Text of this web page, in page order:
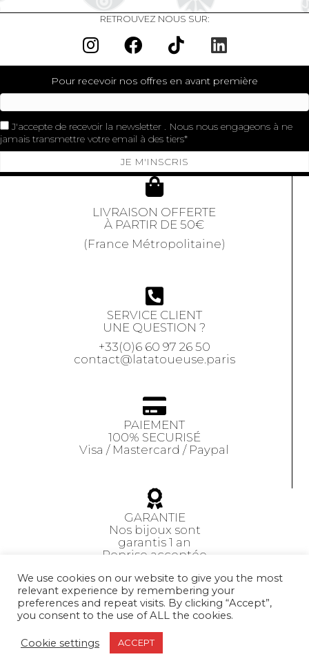
RETROUVEZ NOUS SUR:
Pour recevoir nos offres en avant première
J'accepte de recevoir la newsletter . Nous nous engageons à ne
jamais transmettre votre email à des tiers
JE M'INSCRIS
LIVRAISON OFFERTE
À PARTIR DE 50€
(France Métropolitaine)
SERVICE CLIENT
UNE QUESTION ?
+33(0)6 60 97 26 50
contact@latatoueuse.paris
PAIEMENT
100% SECURISÉ
Visa / Mastercard / Paypal
GARANTIE
Nos bijoux sont
garantis 1 an
Reprise acceptée
CGV
We use cookies on our website to give you the most
relevant experience by remembering your
preferences and repeat visits. By clicking “Accept”,
you consent to the use of ALL the cookies.
Cookie settings ACCEPT